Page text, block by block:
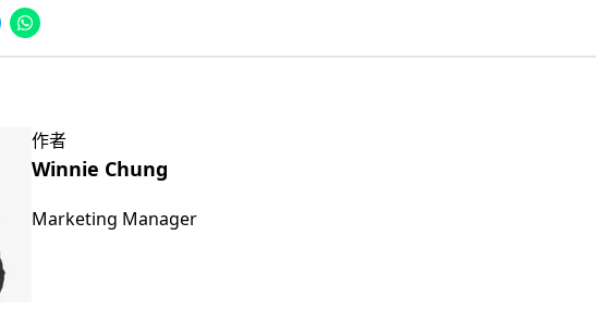
作者
Winnie Chung
Marketing Manager